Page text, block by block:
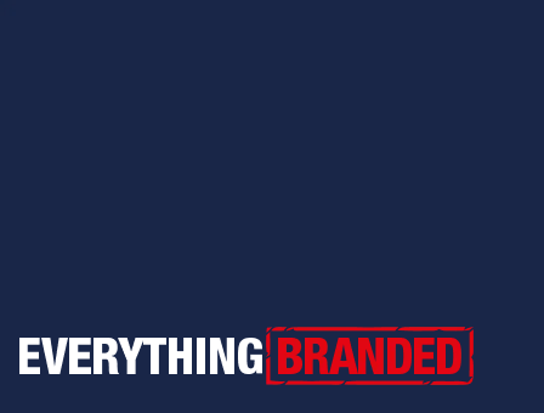
Everything Branded